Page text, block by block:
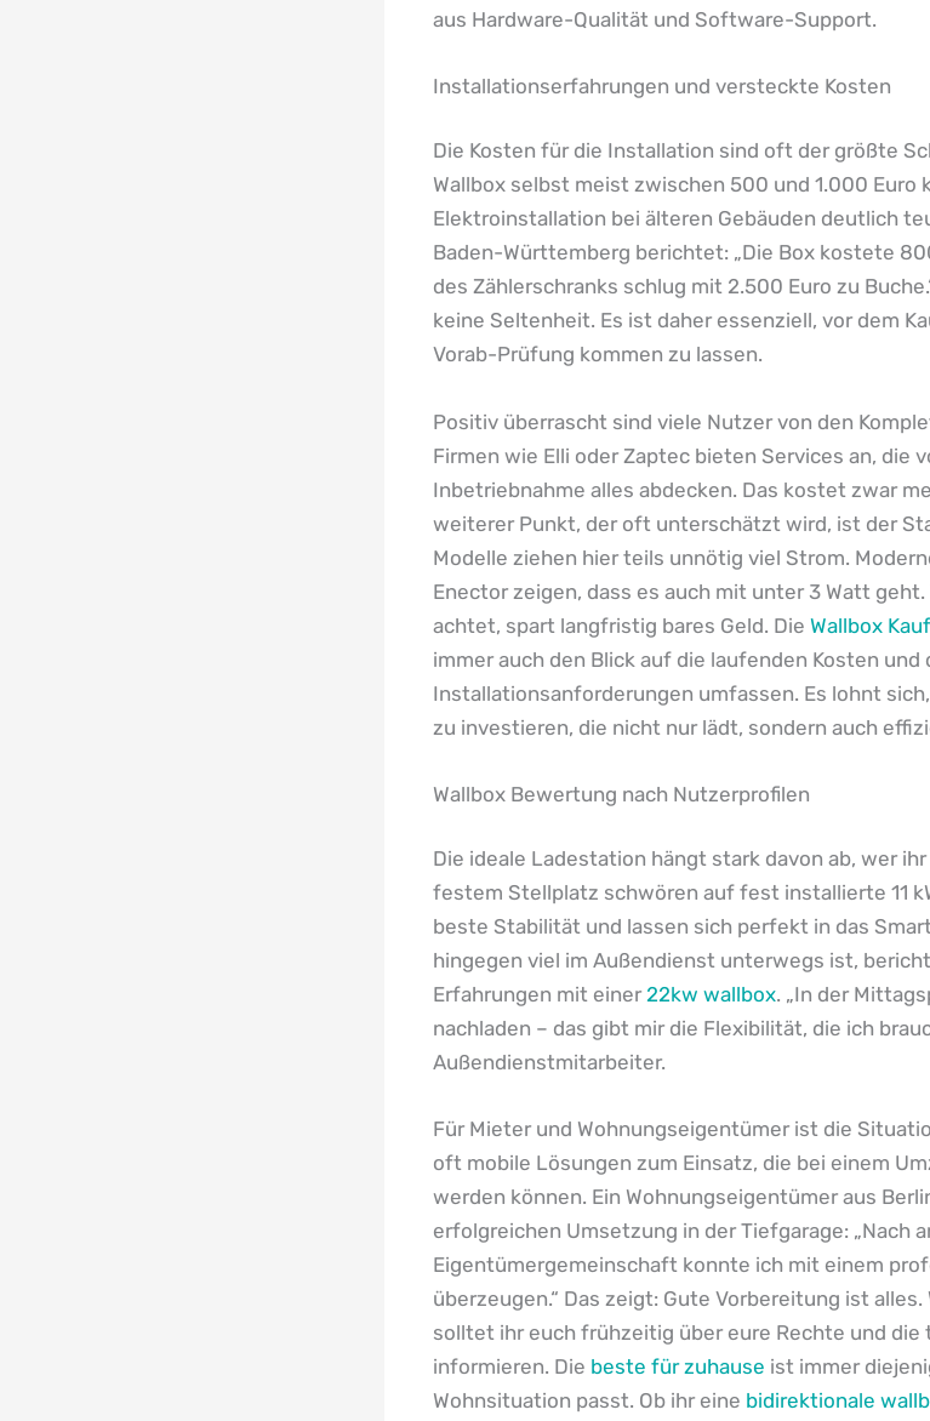
aus Hardware-Qualität und Software-Support.
Installationserfahrungen und versteckte Kosten
Die Kosten für die Installation sind oft der größte
Wallbox selbst meist zwischen 500 und 1.000 Euro
Elektroinstallation bei älteren Gebäuden deutlich
Baden-Württemberg berichtet: „Die Box kostete
des Zählerschranks schlug mit 2.500 Euro zu
keine Seltenheit. Es ist daher essenziell, vor dem
Vorab-Prüfung kommen zu lassen.
Positiv überrascht sind viele Nutzer von den
Firmen wie Elli oder Zaptec bieten Services an, die
Inbetriebnahme alles abdecken. Das kostet zwar
weiterer Punkt, der oft unterschätzt wird, ist der
Modelle ziehen hier teils unnötig viel Strom.
Enector zeigen, dass es auch mit unter 3 Watt
achtet, spart langfristig bares Geld. Die Wallbox
immer auch den Blick auf die laufenden Kosten und
Installationsanforderungen umfassen. Es lohnt
zu investieren, die nicht nur lädt, sondern auch
Wallbox Bewertung nach Nutzerprofilen
Die ideale Ladestation hängt stark davon ab, wer
festem Stellplatz schwören auf fest installierte 11
beste Stabilität und lassen sich perfekt in das
hingegen viel im Außendienst unterwegs ist,
Erfahrungen mit einer 22kw wallbox. „In der
nachladen – das gibt mir die Flexibilität, die ich
Außendienstmitarbeiter.
Für Mieter und Wohnungseigentümer ist die
oft mobile Lösungen zum Einsatz, die bei einem
werden können. Ein Wohnungseigentümer aus
erfolgreichen Umsetzung in der Tiefgarage: „Nach
Eigentümergemeinschaft konnte ich mit einem
überzeugen.“ Das zeigt: Gute Vorbereitung ist
solltet ihr euch frühzeitig über eure Rechte und
informieren. Die beste für zuhause ist immer
Wohnsituation passt. Ob ihr eine bidirektionale